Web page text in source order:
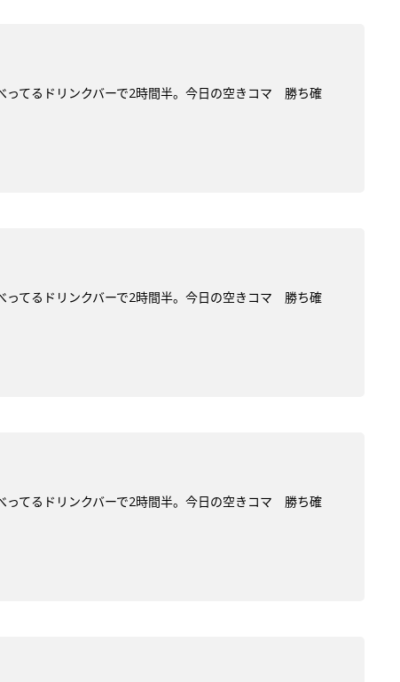
ってるドリンクバーで2時間半。今日の空きコマ 勝ち確
ってるドリンクバーで2時間半。今日の空きコマ 勝ち確
ってるドリンクバーで2時間半。今日の空きコマ 勝ち確